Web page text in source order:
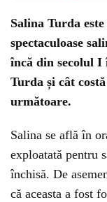
Salina Turda
spectaculoase
încă din secolul I
Turda și cât
următoare.
Salina se află în
exploatată pentru
închisă. De
că aceasta a fost